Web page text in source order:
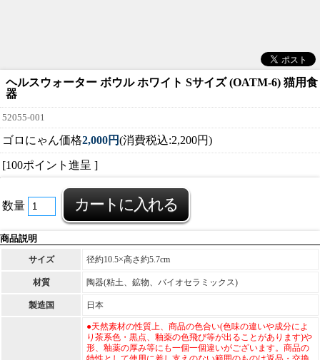
ヘルスウォーター ボウル ホワイト Sサイズ (OATM-6) 猫用食
器
52055-001
ゴロにゃん価格2,000円(消費税込:2,200円)
[100ポイント進呈 ]
数量
商品説明
サイズ 径約10.5×高さ約5.7cm
材質 陶器(粘土、鉱物、バイオセラミックス)
製造国 日本
●天然素材の性質上、商品の色合い(色味の違いや成分によ
り茶系色・黒点、釉薬の色飛び等が出ることがあります)や
形、釉薬の厚み等にも一個一個違いがございます。商品の